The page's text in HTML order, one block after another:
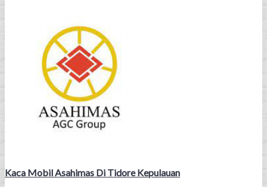
Kaca Mobil Asahimas Di Tidore Kepulauan